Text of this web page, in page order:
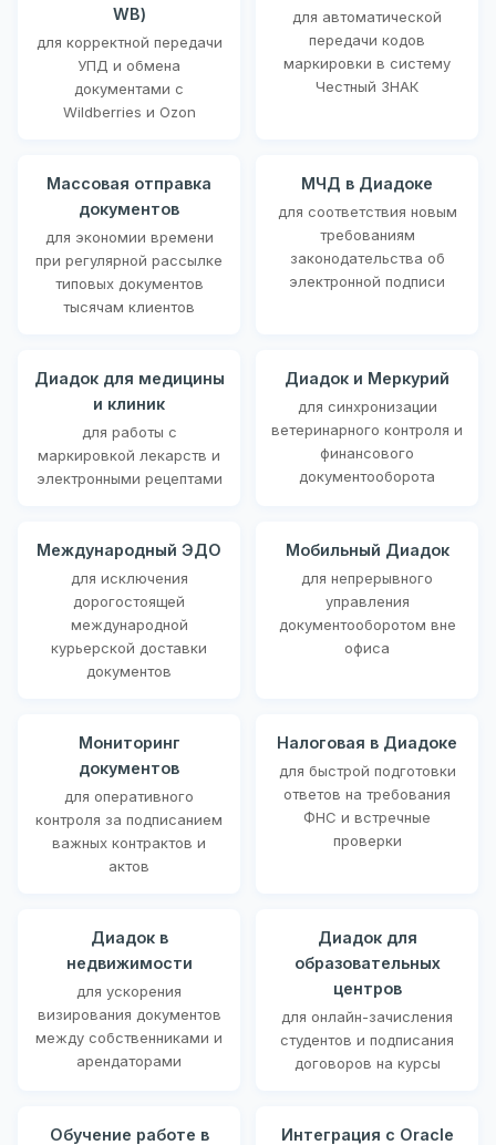
WB)
для корректной передачи
УПД и обмена
документами с
Wildberries и Ozon
для автоматической
передачи кодов
маркировки в систему
Честный ЗНАК
Массовая отправка
документов
для экономии времени
при регулярной рассылке
типовых документов
тысячам клиентов
МЧД в Диадоке
для соответствия новым
требованиям
законодательства об
электронной подписи
Диадок для медицины
и клиник
для работы с
маркировкой лекарств и
электронными рецептами
Диадок и Меркурий
для синхронизации
ветеринарного контроля и
финансового
документооборота
Международный ЭДО
для исключения
дорогостоящей
международной
курьерской доставки
документов
Мобильный Диадок
для непрерывного
управления
документооборотом вне
офиса
Мониторинг
документов
для оперативного
контроля за подписанием
важных контрактов и
актов
Налоговая в Диадоке
для быстрой подготовки
ответов на требования
ФНС и встречные
проверки
Диадок в
недвижимости
для ускорения
визирования документов
между собственниками и
арендаторами
Диадок для
образовательных
центров
для онлайн-зачисления
студентов и подписания
договоров на курсы
Обучение работе в
Интеграция с Oracle